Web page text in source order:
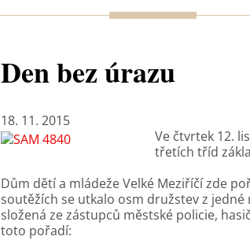
Den bez úrazu
18. 11. 2015
Ve čtvrtek 12.
třetích tříd
Dům dětí a mládeže Velké Meziříčí zde
soutěžích se utkalo osm družstev z
složená ze zástupců městské policie,
toto pořadí: